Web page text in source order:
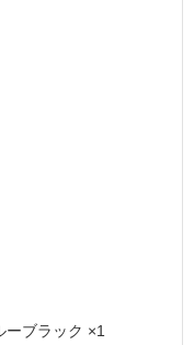
ーブラック ×1